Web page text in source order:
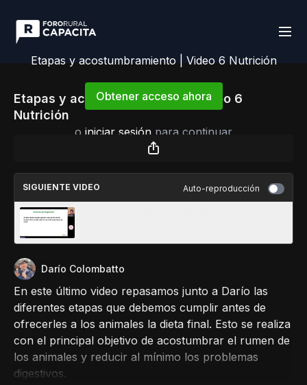
Etapas y acostumbramiento | Video 6 Nutrición
Obtener acceso ahora
o iniciar sesión para continuar
Etapas y acostumbramiento | Video 6
Nutrición
SIGUIENTE VIDEO Auto-reproducción
Darío Colombatto
En este último video repasamos junto a Darío las
diferentes etapas que debemos cumplir antes de
ofrecerles a los animales la dieta final. Esto se realiza
con el principal objetivo de acostumbrar el rumen de
los animales y reducir al mínimo los problemas
digestivos.